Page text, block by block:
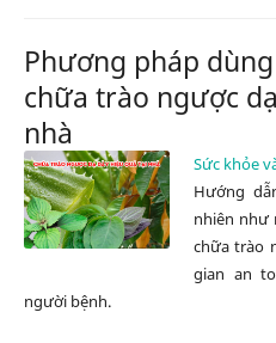
Phương pháp
chữa trào ngược
nhà
Sức khỏe
Hướng
nhiên như
chữa trào
gian an
người bệnh.